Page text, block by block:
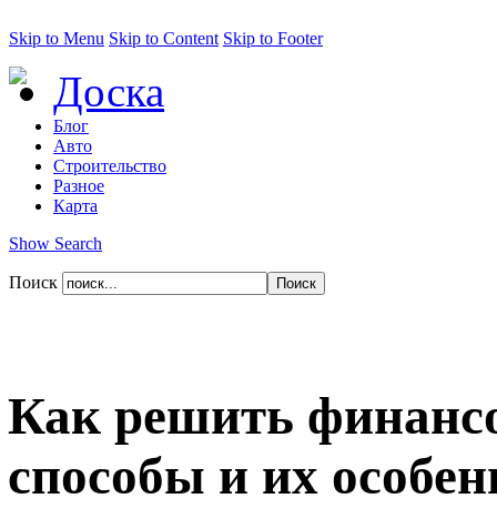
Skip to Menu Skip to Content Skip to Footer
Доска
Блог
Авто
Строительство
Разное
Карта
Show Search
Поиск
Как решить
способы и их